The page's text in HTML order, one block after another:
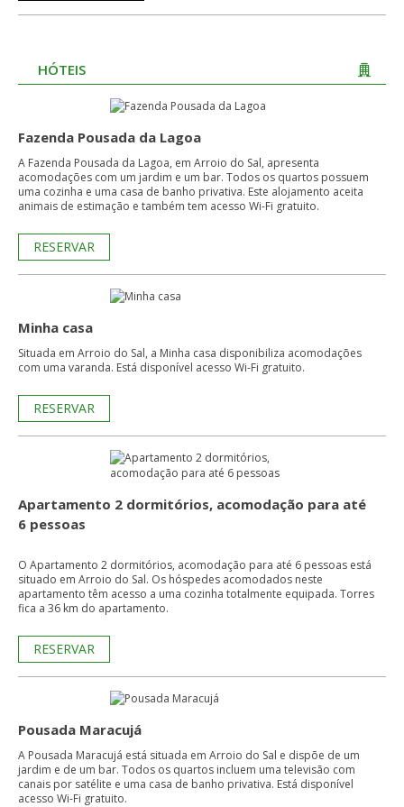
HÓTEIS
Fazenda Pousada da Lagoa
A Fazenda Pousada da Lagoa, em Arroio do Sal, apresenta
acomodações com um jardim e um bar. Todos os quartos possuem
uma cozinha e uma casa de banho privativa. Este alojamento aceita
animais de estimação e também tem acesso Wi-Fi gratuito.
RESERVAR
Minha casa
Situada em Arroio do Sal, a Minha casa disponibiliza acomodações
com uma varanda. Está disponível acesso Wi-Fi gratuito.
RESERVAR
Apartamento 2 dormitórios, acomodação para até
6 pessoas
O Apartamento 2 dormitórios, acomodação para até 6 pessoas está
situado em Arroio do Sal. Os hóspedes acomodados neste
apartamento têm acesso a uma cozinha totalmente equipada. Torres
fica a 36 km do apartamento.
RESERVAR
Pousada Maracujá
A Pousada Maracujá está situada em Arroio do Sal e dispõe de um
jardim e de um bar. Todos os quartos incluem uma televisão com
canais por satélite e uma casa de banho privativa. Está disponível
acesso Wi-Fi gratuito.